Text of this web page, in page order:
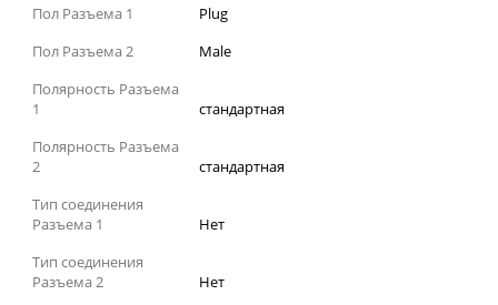
Пол Разъема 1
Plug
Пол Разъема 2
Male
Полярность Разъема
1
стандартная
Полярность Разъема
2
стандартная
Тип соединения
Разъема 1
Нет
Тип соединения
Разъема 2
Нет